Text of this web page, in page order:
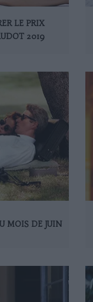
LE PRIX
2019
MOIS DE JUIN